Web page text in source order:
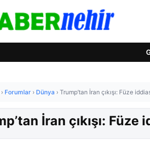
› Forumlar › Dünya › Trump’tan İran çıkışı: Füze
İran çıkışı: Füze